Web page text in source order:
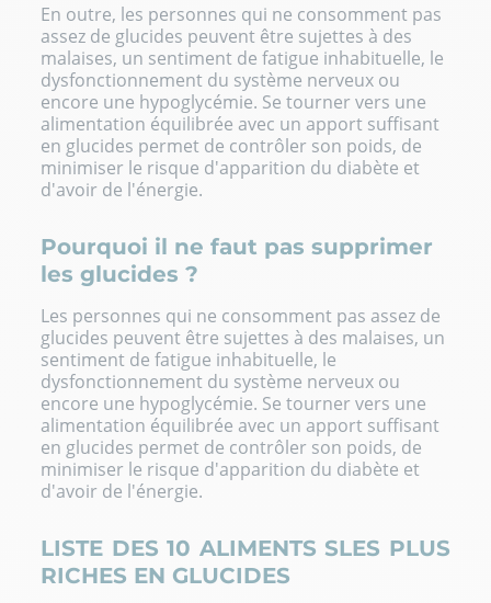
En outre, les personnes qui ne consomment pas
assez de glucides peuvent être sujettes à des
malaises, un sentiment de fatigue inhabituelle, le
dysfonctionnement du système nerveux ou
encore une hypoglycémie. Se tourner vers une
alimentation équilibrée avec un apport suffisant
en glucides permet de contrôler son poids, de
minimiser le risque d'apparition du diabète et
d'avoir de l'énergie.
Pourquoi il ne faut pas supprimer
les glucides ?
Les personnes qui ne consomment pas assez de
glucides peuvent être sujettes à des malaises, un
sentiment de fatigue inhabituelle, le
dysfonctionnement du système nerveux ou
encore une hypoglycémie. Se tourner vers une
alimentation équilibrée avec un apport suffisant
en glucides permet de contrôler son poids, de
minimiser le risque d'apparition du diabète et
d'avoir de l'énergie.
LISTE DES 10 ALIMENTS SLES PLUS
RICHES EN GLUCIDES